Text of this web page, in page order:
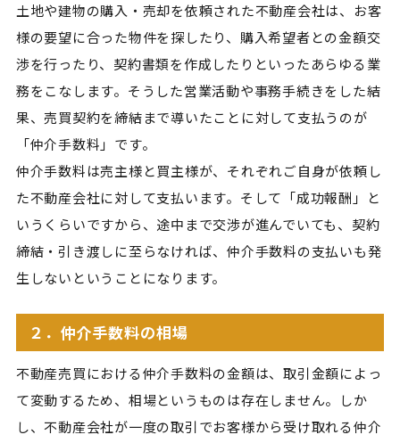
土地や建物の購入・売却を依頼された不動産会社は、お客
様の要望に合った物件を探したり、購入希望者との金額交
渉を行ったり、契約書類を作成したりといったあらゆる業
務をこなします。そうした営業活動や事務手続きをした結
果、売買契約を締結まで導いたことに対して支払うのが
「仲介手数料」です。
仲介手数料は売主様と買主様が、それぞれご自身が依頼し
た不動産会社に対して支払います。そして「成功報酬」と
いうくらいですから、途中まで交渉が進んでいても、契約
締結・引き渡しに至らなければ、仲介手数料の支払いも発
生しないということになります。
２．仲介手数料の相場
不動産売買における仲介手数料の金額は、取引金額によっ
て変動するため、相場というものは存在しません。しか
し、不動産会社が一度の取引でお客様から受け取れる仲介